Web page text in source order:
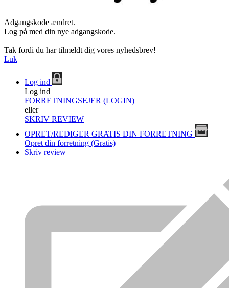
Adgangskode ændret.
Log på med din nye adgangskode.
Tak fordi du har tilmeldt dig vores nyhedsbrev!
Luk
Log ind
Log ind
FORRETNINGSEJER (LOGIN)
eller
SKRIV REVIEW
OPRET/REDIGER GRATIS DIN FORRETNING
Opret din forretning (Gratis)
Skriv review